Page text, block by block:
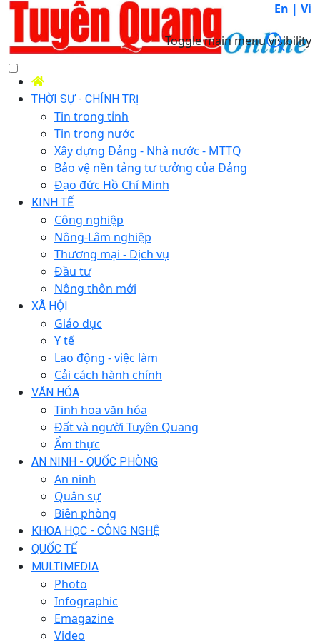
En | Vi
Toggle main menu visibility
THỜI SỰ - CHÍNH TRỊ
Tin trong tỉnh
Tin trong nước
Xây dựng Đảng - Nhà nước - MTTQ
Bảo vệ nền tảng tư tưởng của Đảng
Đạo đức Hồ Chí Minh
KINH TẾ
Công nghiệp
Nông-Lâm nghiệp
Thương mại - Dịch vụ
Đầu tư
Nông thôn mới
XÃ HỘI
Giáo dục
Y tế
Lao động - việc làm
Cải cách hành chính
VĂN HÓA
Tinh hoa văn hóa
Đất và người Tuyên Quang
Ẩm thực
AN NINH - QUỐC PHÒNG
An ninh
Quân sự
Biên phòng
KHOA HỌC - CÔNG NGHỆ
QUỐC TẾ
MULTIMEDIA
Photo
Infographic
Emagazine
Video